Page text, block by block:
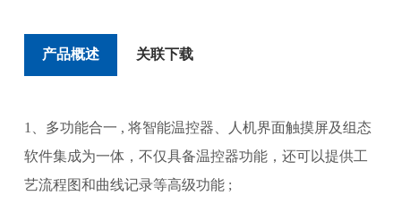
产品概述 关联下载
1、多功能合一 , 将智能温控器、人机界面触摸屏及组态
软件集成为一体，不仅具备温控器功能，还可以提供工
艺流程图和曲线记录等高级功能 ;